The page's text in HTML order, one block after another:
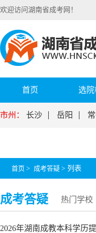
欢迎访问湖南省成考网！
首页 选院
市州： 长沙 岳阳
首页 > 成考答疑 > 列表
成考答疑 热门学校
2026年湖南成教本科学历